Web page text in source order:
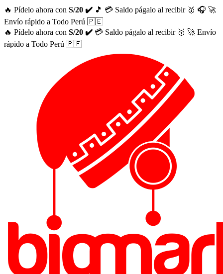
🔥 Pídelo ahora con S/20 ✔️ 🎵 💳 Saldo págalo al recibir 🥇 🎧 🚀
Envío rápido a Todo Perú 🇵🇪
🔥 Pídelo ahora con S/20 ✔️ 💳 Saldo págalo al recibir 🥇 🚀 Envío
rápido a Todo Perú 🇵🇪